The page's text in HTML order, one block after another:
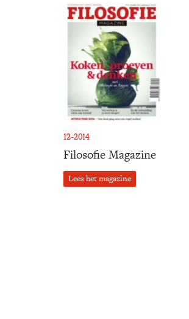
12-2014
Filosofie Magazine
Lees het magazine